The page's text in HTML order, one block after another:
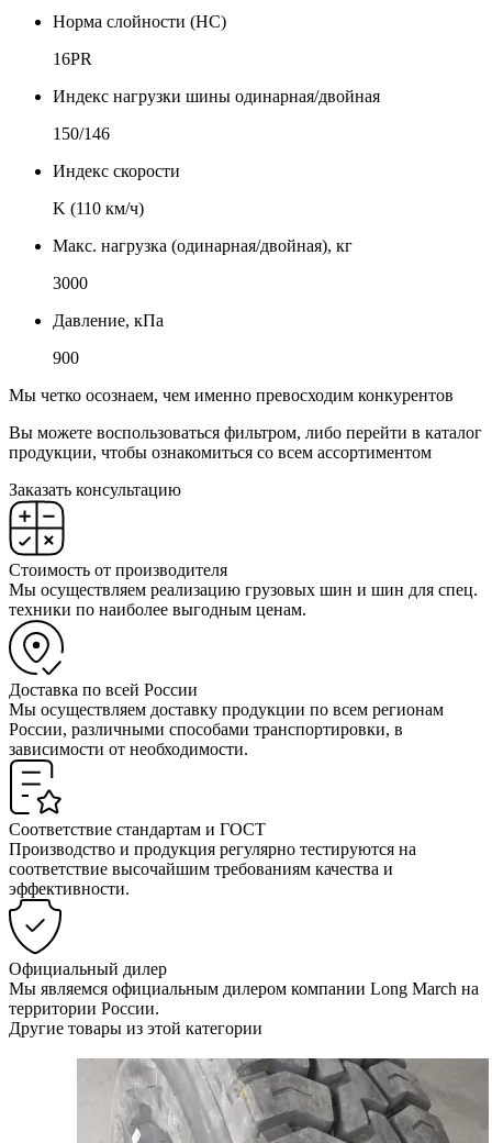
Норма слойности (НС)
16PR
Индекс нагрузки шины одинарная/двойная
150/146
Индекс скорости
K (110 км/ч)
Макс. нагрузка (одинарная/двойная), кг
3000
Давление, кПа
900
Мы четко осознаем, чем именно превосходим конкурентов
Вы можете воспользоваться фильтром, либо перейти в каталог
продукции, чтобы ознакомиться со всем ассортиментом
Заказать консультацию
Стоимость от производителя
Мы осуществляем реализацию грузовых шин и шин для спец.
техники по наиболее выгодным ценам.
Доставка по всей России
Мы осуществляем доставку продукции по всем регионам
России, различными способами транспортировки, в
зависимости от необходимости.
Соответствие стандартам и ГОСТ
Производство и продукция регулярно тестируются на
соответствие высочайшим требованиям качества и
эффективности.
Официальный дилер
Мы являемся официальным дилером компании Long March на
территории России.
Другие товары из этой категории